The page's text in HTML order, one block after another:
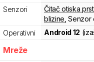
Senzori
Čitač otiska
blizine ,Senzor
Operativni
Android 12
Mreže